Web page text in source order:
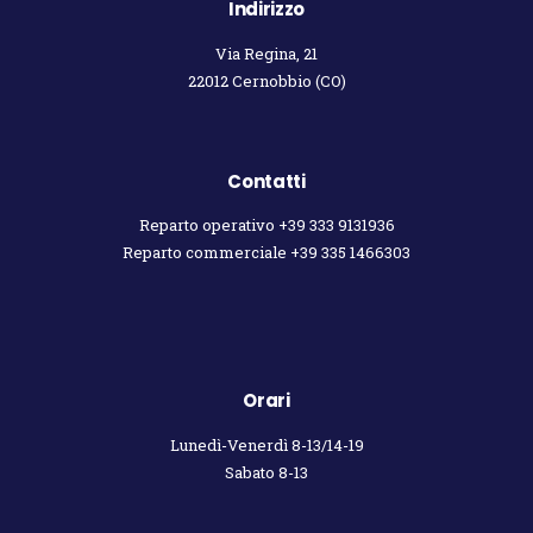
Indirizzo
Via Regina, 21
22012 Cernobbio (CO)
Contatti
Reparto operativo +39 333 9131936
Reparto commerciale +39 335 1466303
Orari
Lunedì-Venerdì 8-13/14-19
Sabato 8-13